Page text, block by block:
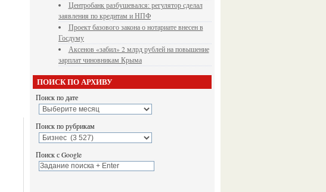
Центробанк разбушевался: регулятор сделал
заявления по кредитам и НПФ
Проект базового закона о нотариате внесен в
Госдуму
Аксенов «забил» 2 млрд рублей на повышение
зарплат чиновникам Крыма
ПОИСК ПО АРХИВУ
Поиск по дате
Поиск по рубрикам
Поиск с Google